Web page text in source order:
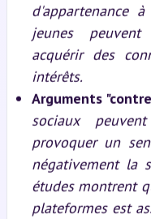
d'appartenance
jeunes
acquérir des
intérêts.
Arguments
sociaux
provoquer un
négativement la
études montrent
plateformes est